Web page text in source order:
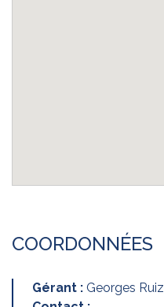
COORDONNÉES
Gérant : Georges Ruiz